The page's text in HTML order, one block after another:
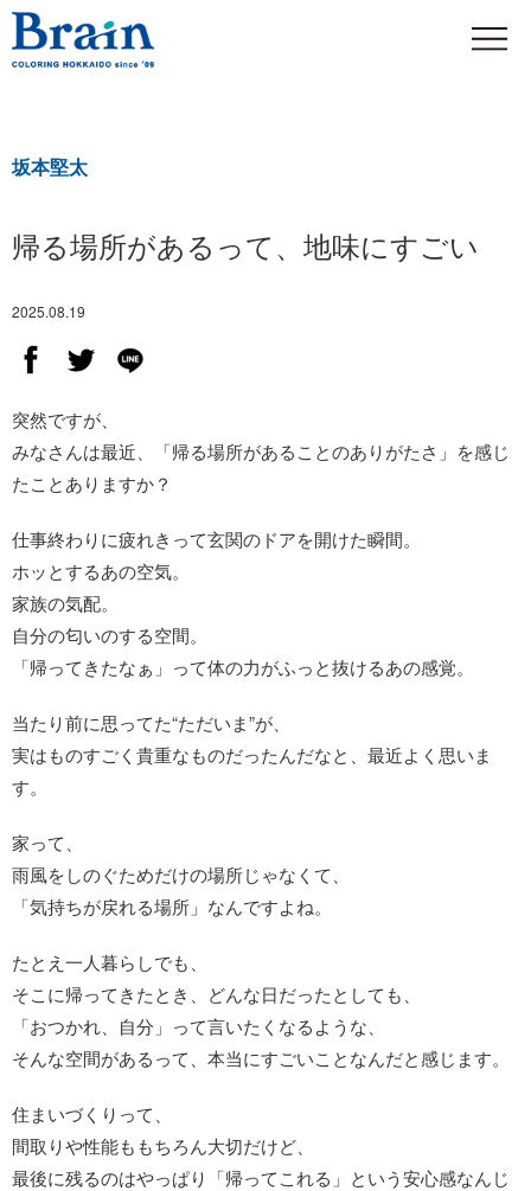
坂本堅太
帰る場所があるって、地味にすごい
2025.08.19
突然ですが、
みなさんは最近、「帰る場所があることのありがたさ」を感じ
たことありますか？
仕事終わりに疲れきって玄関のドアを開けた瞬間。
ホッとするあの空気。
家族の気配。
自分の匂いのする空間。
「帰ってきたなぁ」って体の力がふっと抜けるあの感覚。
当たり前に思ってた“ただいま”が、
実はものすごく貴重なものだったんだなと、最近よく思いま
す。
家って、
雨風をしのぐためだけの場所じゃなくて、
「気持ちが戻れる場所」なんですよね。
たとえ一人暮らしでも、
そこに帰ってきたとき、どんな日だったとしても、
「おつかれ、自分」って言いたくなるような、
そんな空間があるって、本当にすごいことなんだと感じます。
住まいづくりって、
間取りや性能ももちろん大切だけど、
最後に残るのはやっぱり「帰ってこれる」という安心感なんじ